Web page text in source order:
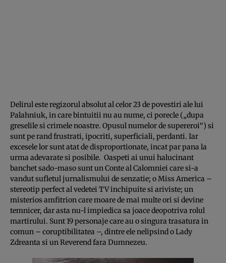
Delirul este regizorul absolut al celor 23 de povestiri ale lui
Palahniuk, in care bintuitii nu au nume, ci porecle („dupa
greselile si crimele noastre. Opusul numelor de supereroi“) si
sunt pe rand frustrati, ipocriti, superficiali, perdanti. Iar
excesele lor sunt atat de disproportionate, incat par pana la
urma adevarate si posibile. Oaspeti ai unui halucinant
banchet sado-maso sunt un Conte al Calomniei care si-a
vandut sufletul jurnalismului de senzatie; o Miss America –
stereotip perfect al vedetei TV inchipuite si ariviste; un
misterios amfitrion care moare de mai multe ori si devine
temnicer, dar asta nu-l impiedica sa joace deopotriva rolul
martirului. Sunt 19 personaje care au o singura trasatura in
comun – coruptibilitatea –, dintre ele nelipsind o Lady
Zdreanta si un Reverend fara Dumnezeu.